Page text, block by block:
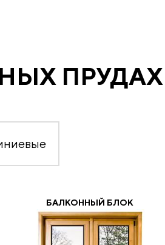
ПРУДАХ
БАЛКОННЫЙ БЛОК